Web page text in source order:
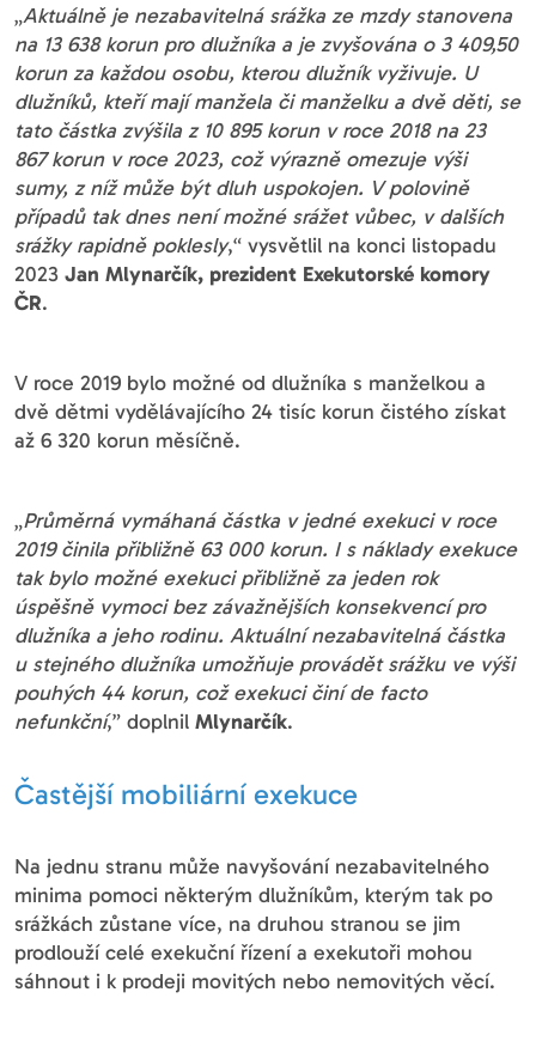
„Aktuálně je nezabavitelná srážka ze mzdy stanovena
na 13 638 korun pro dlužníka a je zvyšována o 3 409,50
korun za každou osobu, kterou dlužník vyživuje. U
dlužníků, kteří mají manžela či manželku a dvě děti, se
tato částka zvýšila z 10 895 korun v roce 2018 na 23
867 korun v roce 2023, což výrazně omezuje výši
sumy, z níž může být dluh uspokojen. V polovině
případů tak dnes není možné srážet vůbec, v dalších
srážky rapidně poklesly,“ vysvětlil na konci listopadu
2023 Jan Mlynarčík, prezident Exekutorské komory
ČR.
V roce 2019 bylo možné od dlužníka s manželkou a
dvě dětmi vydělávajícího 24 tisíc korun čistého získat
až 6 320 korun měsíčně.
„Průměrná vymáhaná částka v jedné exekuci v roce
2019 činila přibližně 63 000 korun. I s náklady exekuce
tak bylo možné exekuci přibližně za jeden rok
úspěšně vymoci bez závažnějších konsekvencí pro
dlužníka a jeho rodinu. Aktuální nezabavitelná částka
u stejného dlužníka umožňuje provádět srážku ve výši
pouhých 44 korun, což exekuci činí de facto
nefunkční,” doplnil Mlynarčík.
Častější mobiliární exekuce
Na jednu stranu může navyšování nezabavitelného
minima pomoci některým dlužníkům, kterým tak po
srážkách zůstane více, na druhou stranou se jim
prodlouží celé exekuční řízení a exekutoři mohou
sáhnout i k prodeji movitých nebo nemovitých věcí.